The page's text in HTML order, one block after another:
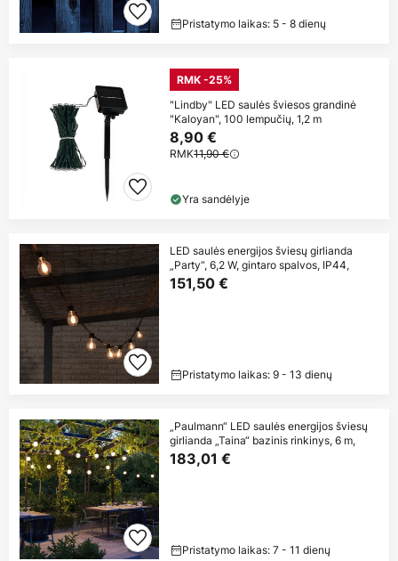
Pristatymo laikas: 5 - 8 dienų
RMK -25%
"Lindby" LED saulės šviesos grandinė
"Kaloyan", 100 lempučių, 1,2 m
8,90 €
RMK11,90 €
Yra sandėlyje
LED saulės energijos šviesų girlianda
„Party“, 6,2 W, gintaro spalvos, IP44,
151,50 €
Pristatymo laikas: 9 - 13 dienų
„Paulmann“ LED saulės energijos šviesų
girlianda „Taina“ bazinis rinkinys, 6 m,
183,01 €
Pristatymo laikas: 7 - 11 dienų